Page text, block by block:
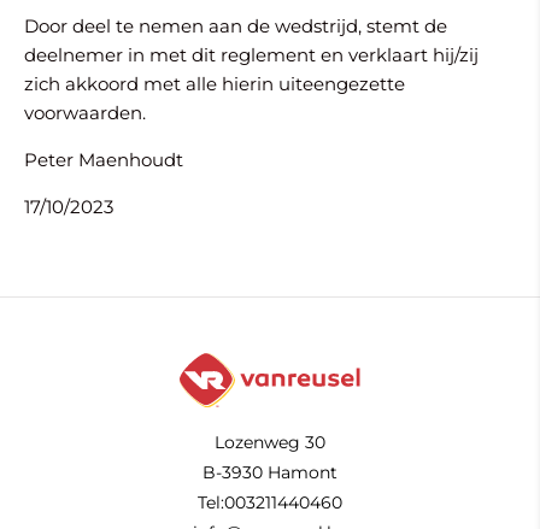
Door deel te nemen aan de wedstrijd, stemt de
deelnemer in met dit reglement en verklaart hij/zij
zich akkoord met alle hierin uiteengezette
voorwaarden.
Peter Maenhoudt
17/10/2023
Lozenweg 30
B-3930 Hamont
Tel:003211440460